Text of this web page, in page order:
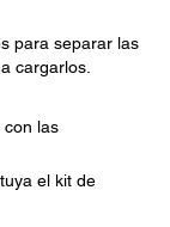
para separar las
cargarlos.
con las
el kit de